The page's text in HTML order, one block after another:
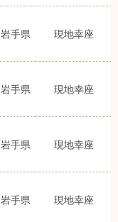
岩手県 現地幸座
岩手県 現地幸座
岩手県 現地幸座
岩手県 現地幸座